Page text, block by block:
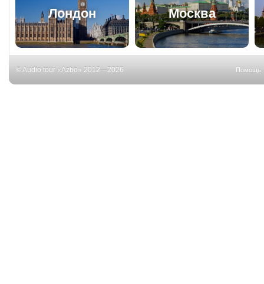
Лондон Москва
Помощь
© Audio tour «Azbo» 2012—2026